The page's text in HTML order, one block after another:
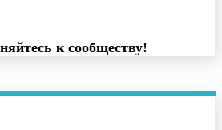
к сообществу!